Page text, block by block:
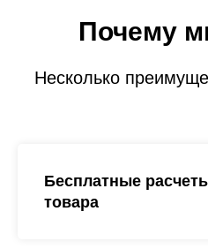
Почему
Несколько
Бесплатные
товара